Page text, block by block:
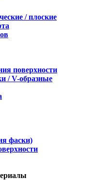
/ плоские
поверхности
/ V-образные
фаски)